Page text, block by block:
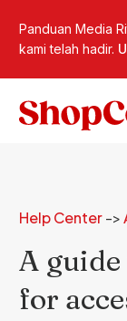
Panduan Media
kami telah hadir.
Help Center->
A
for